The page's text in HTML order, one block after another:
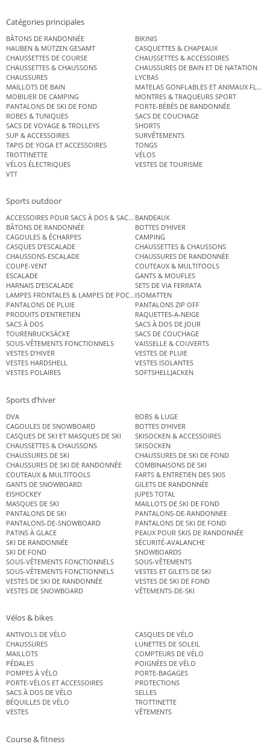
Catégories principales
BÂTONS DE RANDONNÉE
BIKINIS
HAUBEN & MÜTZEN GESAMT
CASQUETTES & CHAPEAUX
CHAUSSETTES DE COURSE
CHAUSSETTES & ACCESSOIRES
CHAUSSETTES & CHAUSSONS
CHAUSSURES DE BAIN ET DE NATATION
CHAUSSURES
LYCRAS
MAILLOTS DE BAIN
MATELAS GONFLABLES ET ANIMAUX
MOBILIER DE CAMPING
MONTRES & TRAQUEURS SPORT
PANTALONS DE SKI DE FOND
PORTE-BÉBÉS DE RANDONNÉE
ROBES & TUNIQUES
SACS DE COUCHAGE
SACS DE VOYAGE & TROLLEYS
SHORTS
SUP & ACCESSOIRES
SURVÊTEMENTS
TAPIS DE YOGA ET ACCESSOIRES
TONGS
TROTTINETTE
VÉLOS
VÉLOS ÉLECTRIQUES
VESTES DE TOURISME
VTT
Sports outdoor
ACCESSOIRES POUR SACS À DOS & SACS ÉTANCHES
BANDEAUX
BÂTONS DE RANDONNÉE
BOTTES D’HIVER
CAGOULES & ÉCHARPES
CAMPING
CASQUES D’ESCALADE
CHAUSSETTES & CHAUSSONS
CHAUSSONS-ESCALADE
CHAUSSURES DE RANDONNÉE
COUPE-VENT
COUTEAUX & MULTITOOLS
ESCALADE
GANTS & MOUFLES
HARNAIS D’ESCALADE
SETS DE VIA FERRATA
LAMPES FRONTALES & LAMPES DE POCHEISOMATTEN
PANTALONS DE PLUIE
PANTALONS ZIP OFF
PRODUITS D’ENTRETIEN
RAQUETTES-A-NEIGE
SACS À DOS
SACS À DOS DE JOUR
TOURENRUCKSÄCKE
SACS DE COUCHAGE
SOUS-VÊTEMENTS FONCTIONNELS
VAISSELLE & COUVERTS
VESTES D’HIVER
VESTES DE PLUIE
VESTES HARDSHELL
VESTES ISOLANTES
VESTES POLAIRES
SOFTSHELLJACKEN
Sports d’hiver
DVA
BOBS & LUGE
CAGOULES DE SNOWBOARD
BOTTES D’HIVER
CASQUES DE SKI ET MASQUES DE SKI
SKISOCKEN & ACCESSOIRES
CHAUSSETTES & CHAUSSONS
SKISOCKEN
CHAUSSURES DE SKI
CHAUSSURES DE SKI DE FOND
CHAUSSURES DE SKI DE RANDONNÉE
COMBINAISONS DE SKI
COUTEAUX & MULTITOOLS
FARTS & ENTRETIEN DES SKIS
GANTS DE SNOWBOARD
GILETS DE RANDONNÉE
EISHOCKEY
JUPES TOTAL
MASQUES DE SKI
MAILLOTS DE SKI DE FOND
PANTALONS DE SKI
PANTALONS-DE-RANDONNEE
PANTALONS-DE-SNOWBOARD
PANTALONS DE SKI DE FOND
PATINS À GLACE
PEAUX POUR SKIS DE RANDONNÉE
SKI DE RANDONNÉE
SÉCURITÉ-AVALANCHE
SKI DE FOND
SNOWBOARDS
SOUS-VÊTEMENTS FONCTIONNELS
SOUS-VÊTEMENTS
SOUS-VÊTEMENTS FONCTIONNELS
VESTES ET GILETS DE SKI
VESTES DE SKI DE RANDONNÉE
VESTES DE SKI DE FOND
VESTES DE SNOWBOARD
VÊTEMENTS-DE-SKI
Vélos & bikes
ANTIVOLS DE VÉLO
CASQUES DE VÉLO
CHAUSSURES
LUNETTES DE SOLEIL
MAILLOTS
COMPTEURS DE VÉLO
PÉDALES
POIGNÉES DE VÉLO
POMPES À VÉLO
PORTE-BAGAGES
PORTE-VÉLOS ET ACCESSOIRES
PROTECTIONS
SACS À DOS DE VÉLO
SELLES
BÉQUILLES DE VÉLO
TROTTINETTE
VESTES
VÊTEMENTS
Course & fitness